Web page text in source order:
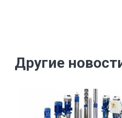
Другие